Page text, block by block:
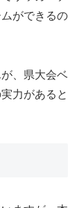
ができるの
、県大会ベ
力があると